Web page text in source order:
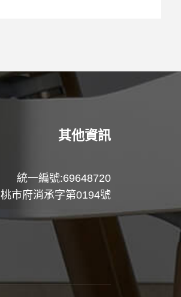
其他資訊
統一編號:69648720
桃市府消承字第0194號